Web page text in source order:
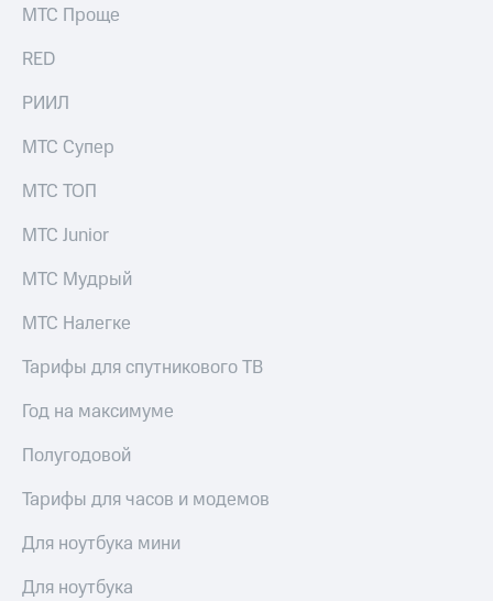
акций
Дивиденды
Рынок
облигаций
Описание
Еврооблигации-2023
Уведомление
погашении
облигаций
Реквизиты
развитие
На главную
МТС Проще
RED
РИИЛ
МТС Супер
МТС ТОП
МТС Junior
МТС Мудрый
МТС Налегке
Тарифы для спутникового ТВ
Год на максимуме
Полугодовой
Тарифы для часов и модемов
Для ноутбука мини
Для ноутбука